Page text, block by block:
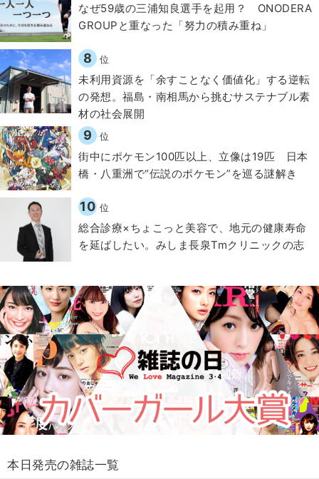
なぜ59歳の三浦知良選手を起用？ ONODERA
GROUPと重なった「努力の積み重ね」
8 位
​​未利用資源を「余すことなく価値化」する逆転
の発想。福島・南相馬から挑むサステナブル素
材の社会展開​
9 位
街中にポケモン100匹以上、立像は19匹 日本
橋・八重洲で“伝説のポケモン”を巡る謎解き
10 位
総合診療×ちょこっと美容で、地元の健康寿命
を延ばしたい。みしま長泉Tmクリニックの志
本日発売の雑誌一覧